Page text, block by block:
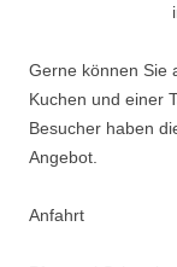
Gerne können Sie
Kuchen und einer
Besucher haben
Angebot.
Anfahrt